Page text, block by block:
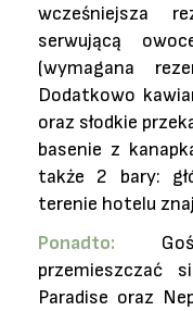
wcześniejsza
serwującą
(wymagana
Dodatkowo
oraz słodkie
basenie z
także 2 bary:
terenie hotelu
Ponadto:
przemieszczać
Paradise oraz